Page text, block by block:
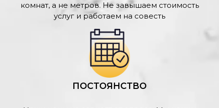
комнат, а не метров. Не завышаем стоимость
услуг и работаем на совесть
ПОСТОЯНСТВО